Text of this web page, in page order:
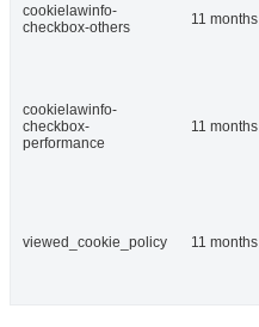
cookielawinfo-
checkbox-others
11 months
cookielawinfo-
checkbox-
performance
11 months
viewed_cookie_policy 11 months